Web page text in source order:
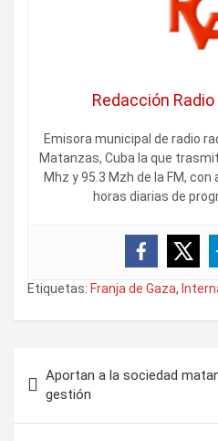
Redacción
Emisora municipal de radio
Matanzas, Cuba la que
Mhz y 95.3 Mzh de la FM,
horas diarias de
Etiquetas: Franja de Gaza,
v
Aportan a la sociedad
gestión